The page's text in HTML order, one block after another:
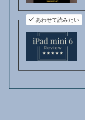
あわせて読みたい